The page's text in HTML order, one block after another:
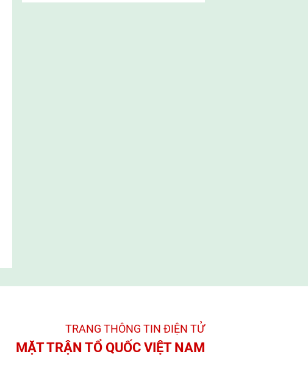
UBMTTQ Việt Nam tỉnh An Giang
TRANG THÔNG TIN ĐIỆN TỬ­
MẶT TRẬN TỔ QUỐC VIỆT NAM